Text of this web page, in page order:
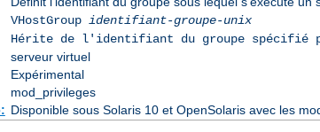
VHostGroup identifiant-groupe-unix
Hérite de l'identifiant du groupe spécifié
serveur virtuel
Expérimental
mod_privileges
Disponible sous Solaris 10 et OpenSolaris avec les